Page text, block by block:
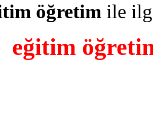
öğretim ile
eğitim